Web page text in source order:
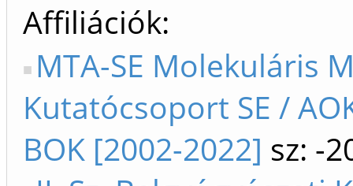
Affiliációk
MTA-SE Molekuláris
Kutatócsoport SE /
BOK [2002-2022] sz: -